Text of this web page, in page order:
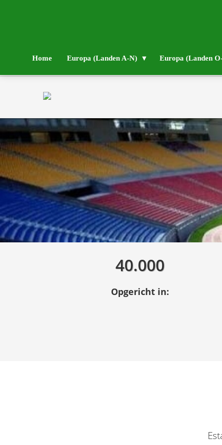
Home Europa (Landen A-N) Europa (Landen
40.000
Opgericht in: